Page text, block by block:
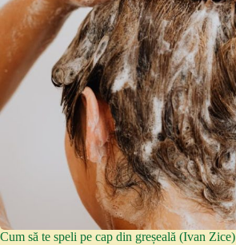
Cum să te speli pe cap din greșeală (Ivan Zice)